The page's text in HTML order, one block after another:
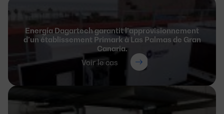
Energía Dagartech garantit l’approvisionnement
d’un établissement Primark à Las Palmas de Gran
Canaria.
Voir le cas